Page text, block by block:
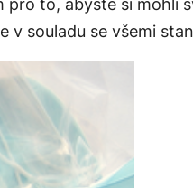
to, abyste si mohli
souladu se všemi